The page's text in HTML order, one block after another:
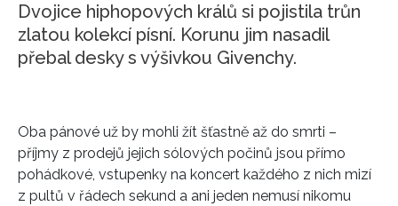
Dvojice hiphopových králů si pojistila trůn
zlatou kolekcí písní. Korunu jim nasadil
přebal desky s výšivkou Givenchy.
Oba pánové už by mohli žít šťastně až do smrti –
příjmy z prodejů jejich sólových počinů jsou přímo
pohádkové, vstupenky na koncert každého z nich mizí
z pultů v řádech sekund a ani jeden nemusí nikomu